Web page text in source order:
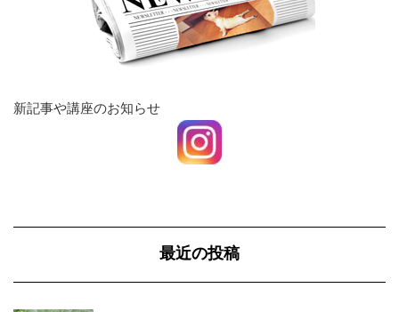
新記事や講座のお知らせ
最近の投稿